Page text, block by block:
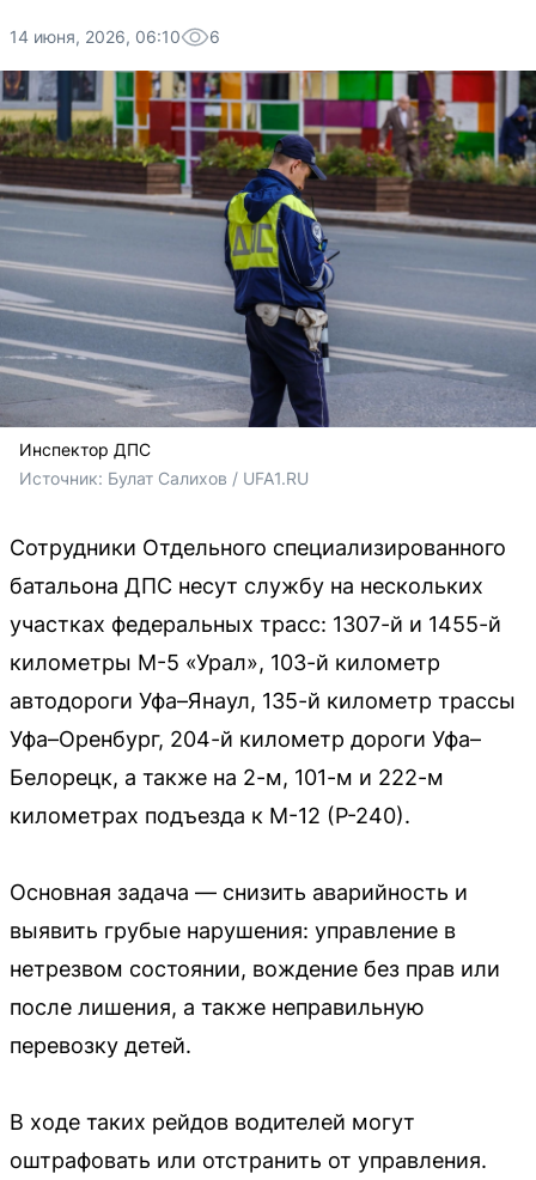
14 июня, 2026, 06:10 6
Инспектор ДПС
Источник: Булат Салихов / UFA1.RU
Сотрудники Отдельного специализированного
батальона ДПС несут службу на нескольких
участках федеральных трасс: 1307-й и 1455-й
километры М-5 «Урал», 103-й километр
автодороги Уфа–Янаул, 135-й километр трассы
Уфа–Оренбург, 204-й километр дороги Уфа–
Белорецк, а также на 2-м, 101-м и 222-м
километрах подъезда к М-12 (Р-240).
Основная задача — снизить аварийность и
выявить грубые нарушения: управление в
нетрезвом состоянии, вождение без прав или
после лишения, а также неправильную
перевозку детей.
В ходе таких рейдов водителей могут
оштрафовать или отстранить от управления.